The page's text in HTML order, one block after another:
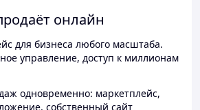
онлайн
для бизнеса любого масштаба.
управление, доступ к миллионам
одновременно: маркетплейс,
собственный сайт